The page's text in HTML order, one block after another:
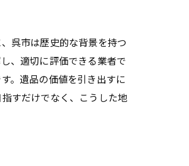
呉市は歴史的な背景を持つ
、適切に評価できる業者で
。遺品の価値を引き出すに
すだけでなく、こうした地